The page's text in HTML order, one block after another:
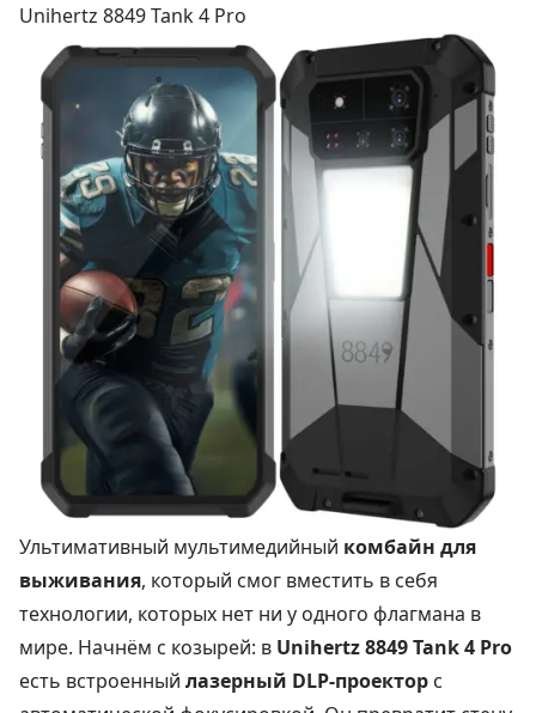
Unihertz 8849 Tank 4 Pro
Ультимативный мультимедийный комбайн для
выживания, который смог вместить в себя
технологии, которых нет ни у одного флагмана в
мире. Начнём с козырей: в Unihertz 8849 Tank 4 Pro
есть встроенный лазерный DLP-проектор с